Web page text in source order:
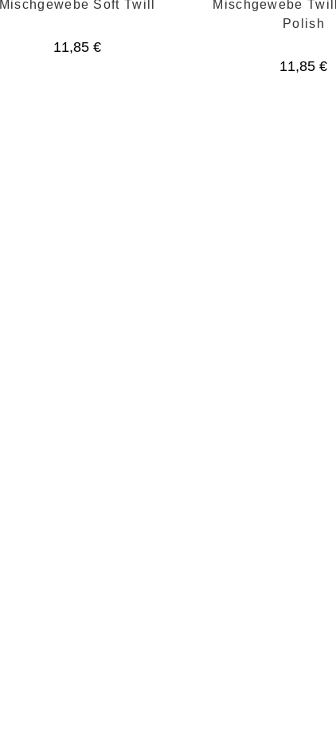
Mischgewebe Soft Twill
11,85€
Mischgewebe
Polish
11,85€